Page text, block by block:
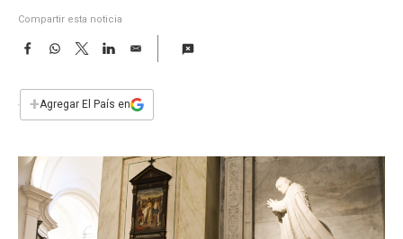
Compartir esta noticia
F
e
b
k
W
s
p
T
w
t
L
n
E
i
l
+Agregar El País en